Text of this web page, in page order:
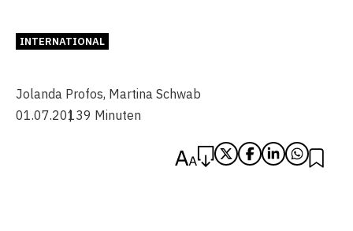
INTERNATIONAL
Jolanda Profos, Martina Schwab
01.07.20139 Minuten